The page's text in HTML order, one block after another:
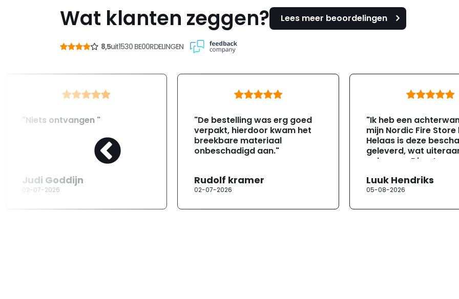
Wat klanten zeggen? Lees meer beoordelingen
8,5uit1530 BE00RDELINGEN
"Niets ontvangen "
Judi Goddijn
02-07-2026
"De bestelling was erg goed
verpakt, hierdoor kwam het
breekbare materiaal
onbeschadigd aan."
Rudolf kramer
02-07-2026
"Ik heb een
mijn Nordic Fire
Helaas is deze
geleverd, wat
gebeuren. Direct na
opgenomen met de
klantenservice. Helaas
erg moeizaam;
Luuk Hendriks
05-08-2026